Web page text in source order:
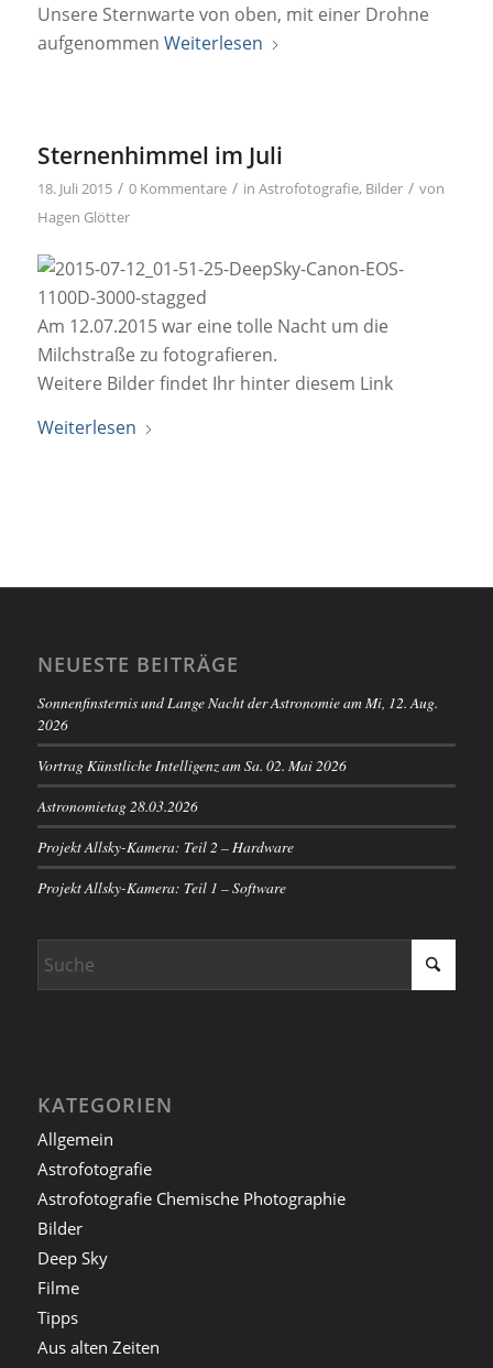
Unsere Sternwarte von oben, mit einer Drohne
aufgenommen Weiterlesen
Sternenhimmel im Juli
18. Juli 2015 / 0 Kommentare / in Astrofotografie, Bilder / von
Hagen Glötter
Am 12.07.2015 war eine tolle Nacht um die
Milchstraße zu fotografieren.
Weitere Bilder findet Ihr hinter diesem Link
Weiterlesen
NEUESTE BEITRÄGE
Sonnenfinsternis und Lange Nacht der Astronomie am Mi, 12. Aug.
2026
Vortrag Künstliche Intelligenz am Sa. 02. Mai 2026
Astronomietag 28.03.2026
Projekt Allsky-Kamera: Teil 2 – Hardware
Projekt Allsky-Kamera: Teil 1 – Software
KATEGORIEN
Allgemein
Astrofotografie
Astrofotografie Chemische Photographie
Bilder
Deep Sky
Filme
Tipps
Aus alten Zeiten